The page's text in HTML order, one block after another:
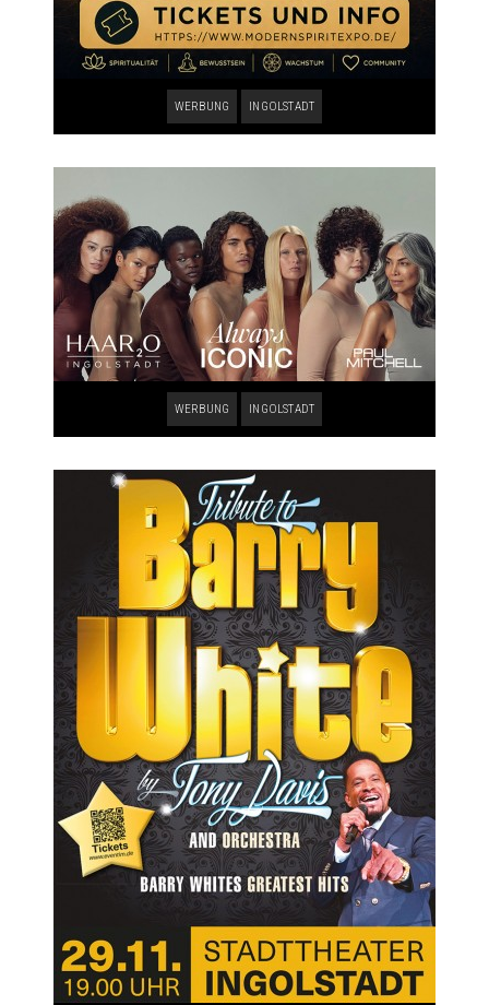
WERBUNG INGOLSTADT
WERBUNG INGOLSTADT